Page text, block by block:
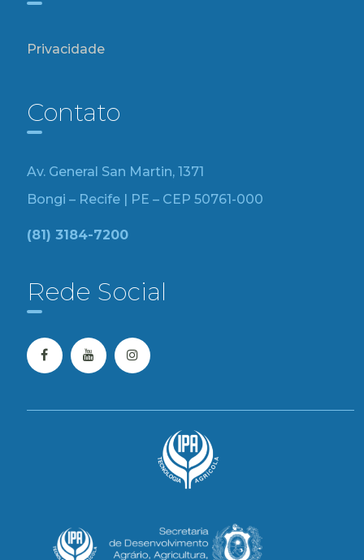
Privacidade
Contato
Av. General San Martin, 1371
Bongi – Recife | PE – CEP 50761-000
(81) 3184-7200
Rede Social